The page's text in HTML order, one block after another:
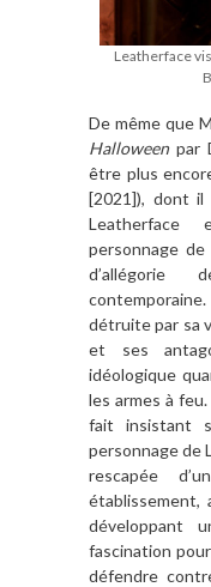
Leatherface
De même que
Halloweenpar
être plus
[2021]), dont il
Leatherface
personnage de
d’allégorie
détruite par sa
et ses
idéologique
les armes à
fait insistant
personnage de
rescapée
établissement,
développant
fascination
défendre